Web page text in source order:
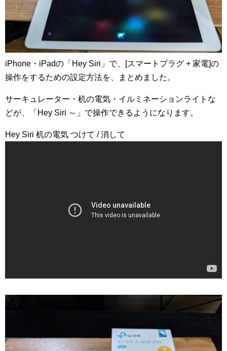
iPhone・iPadの「Hey Siri」で、[スマートプラグ + 家電]の
操作をするための設定方法を、まとめました。
サーキュレーター・机の電気・イルミネーションライトな
どが、「Hey Siri ～」で操作できるようになります。
Hey Siri 机の電気 つけて / 消して